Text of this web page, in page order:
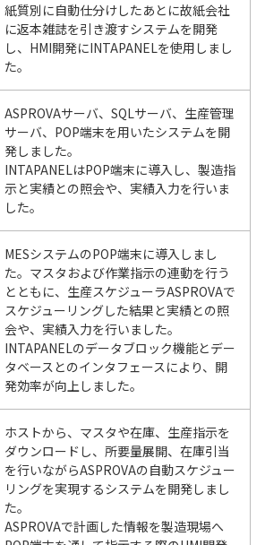
紙質別に自動仕分けしたあとに故紙会社
に返本雑誌を引き渡すシステムを開発
し、HMI開発にINTAPANELを使用しまし
た。
ASPROVAサーバ、SQLサーバ、生産管理
サーバ、POP端末を用いたシステムを開
発しました。
INTAPANELはPOP端末に導入し、製造指
示と実績との照会や、実績入力を行いま
した。
MESシステムのPOP端末に導入しまし
た。マスタおよび作業指示の連動を行う
とともに、生産スケジューラASPROVAで
スケジューリングした結果と実績との照
会や、実績入力を行いました。
INTAPANELのデータブロック機能とデー
タベースとのインタフェースにより、開
発効率が向上しました。
ホストから、マスタや在庫、生産指示を
ダウンロードし、所要量展開、在庫引当
を行いながらASPROVAの自動スケジュー
リングを実現するシステムを開発しまし
た。
ASPROVAで計画した情報を製造現場へ